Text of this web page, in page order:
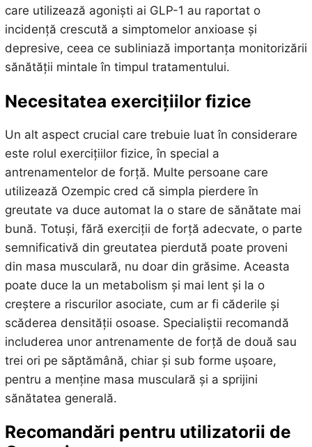
care utilizează agoniști ai GLP-1 au raportat o
incidență crescută a simptomelor anxioase și
depresive, ceea ce subliniază importanța monitorizării
sănătății mintale în timpul tratamentului.
Necesitatea exercițiilor fizice
Un alt aspect crucial care trebuie luat în considerare
este rolul exercițiilor fizice, în special a
antrenamentelor de forță. Multe persoane care
utilizează Ozempic cred că simpla pierdere în
greutate va duce automat la o stare de sănătate mai
bună. Totuși, fără exerciții de forță adecvate, o parte
semnificativă din greutatea pierdută poate proveni
din masa musculară, nu doar din grăsime. Aceasta
poate duce la un metabolism și mai lent și la o
creștere a riscurilor asociate, cum ar fi căderile și
scăderea densității osoase. Specialiștii recomandă
includerea unor antrenamente de forță de două sau
trei ori pe săptămână, chiar și sub forme ușoare,
pentru a menține masa musculară și a sprijini
sănătatea generală.
Recomandări pentru utilizatorii de